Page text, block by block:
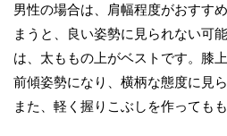
男性の場合は、肩幅程度がおすす
まうと、良い姿勢に見られない可
は、太ももの上がベストです。膝
前傾姿勢になり、横柄な態度に見
また、軽く握りこぶしを作っても